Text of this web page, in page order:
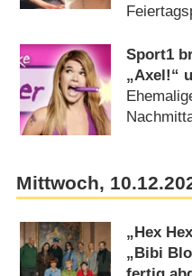
Sport1
„Axel!“
Mittwoch,
„Hex
„Bibi